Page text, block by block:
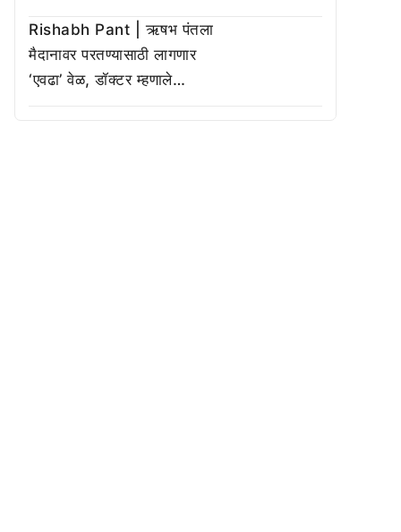
Rishabh Pant | ऋषभ पंतला
मैदानावर परतण्यासाठी लागणार
‘एवढा’ वेळ, डॉक्टर म्हणाले…